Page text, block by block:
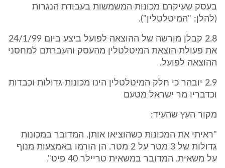
בעסק שעיקרם מכונות המשמשות בעבודת הנגרות
(להלן: "המיטלטלין").
2.8 קבלן מורשה של ההוצאה לפועל ביצע ביום 24/1/99
את פעולת הוצאת המיטלטלין מהעסק והעברתם למחסני
ההוצאה לפועל.
2.9 יובהר כי חלק המיטלטלין הינו מכונות גדולות וכבדות
וכדבריו מר ישראל מטעם
מקור העץ שהעיד:
"ראיתי את המכונות כשהוציאו אותן. המדובר במכונות
גדולות של 3 מטר על 2 מטר. הן הורמו באמצעות מנוף
על משאית. המדובר במשאית טריילר 40 פיט".